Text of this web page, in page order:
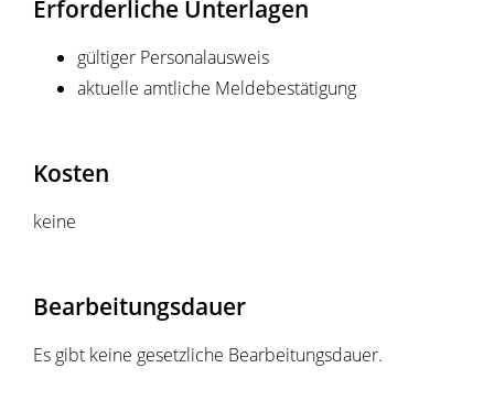
Erforderliche Unterlagen
gültiger Personalausweis
aktuelle amtliche Meldebestätigung
Kosten
keine
Bearbeitungsdauer
Es gibt keine gesetzliche Bearbeitungsdauer.